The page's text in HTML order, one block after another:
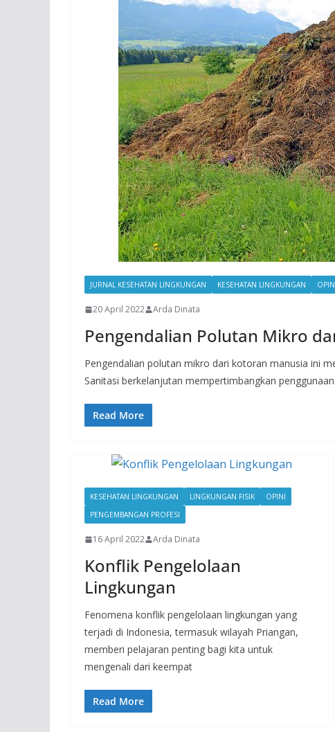
JURNAL KESEHATAN LINGKUNGAN KESEHATAN LINGKUNGAN
20 April 2022 Arda Dinata
Pengendalian Polutan Mikro
Pengendalian polutan mikro dari kotoran manusia ini
Sanitasi berkelanjutan mempertimbangkan
Read More
KESEHATAN LINGKUNGAN LINGKUNGAN FISIK
OPINI
PENGEMBANGAN PROFESI
16 April 2022 Arda Dinata
Konflik Pengelolaan
Lingkungan
Fenomena konflik pengelolaan lingkungan yang
terjadi di Indonesia, termasuk wilayah Priangan,
memberi pelajaran penting bagi kita untuk
mengenali dari keempat
Read More